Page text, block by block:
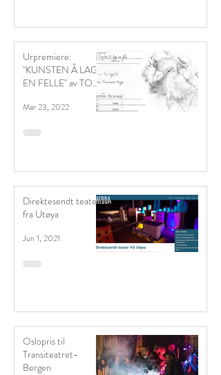
Urpremiere:
"KUNSTEN Å LAGE
EN FELLE" av TORE
Mar 23, 2022
Direktesendt teater
fra Utøya
Jun 1, 2021
Oslopris til
Transiteatret-
Bergen